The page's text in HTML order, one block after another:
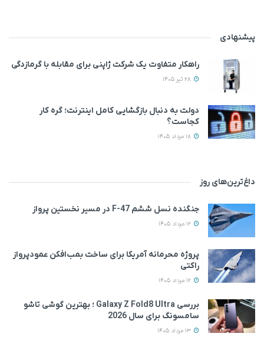
پیشنهادی
راهکار متفاوت یک شرکت ژاپنی برای مقابله با گرمازدگی
دولت به دنبال بازگشایی کامل اینترنت؛ گره کار
کجاست؟
داغ‌ترین‌های روز
جنگنده نسل ششم F-47 در مسیر نخستین پرواز
پروژه محرمانه آمریکا برای ساخت بمب‌افکن عمودپرواز
راکتی
بررسی Galaxy Z Fold8 Ultra ؛ بهترین گوشی تاشو
سامسونگ برای سال 2026